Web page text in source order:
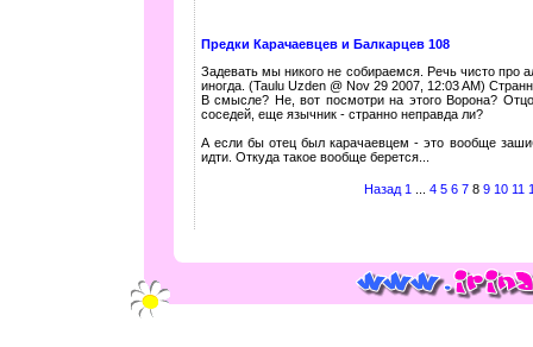
Предки Карачаевцев и Балкарцев 108
Задевать мы никого не собираемся. Речь чисто
иногда. (Taulu Uzden @ Nov 29 2007, 12:03 AM)
В смысле? Не, вот посмотри на этого Ворона?
соседей, еще язычник - странно неправда ли?
А если бы отец был карачаевцем - это вообще
идти. Откуда такое вообще берется...
Назад 1 4 5 6 7 8 9 10 11